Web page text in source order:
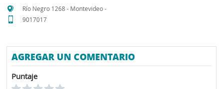
Río Negro 1268 - Montevideo -
9017017
AGREGAR UN COMENTARIO
Puntaje